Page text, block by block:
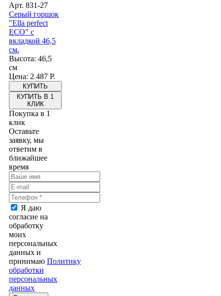
Арт. 831-27
Серый горшок
"Ella perfect
ECO" с
вкладкой 46,5
см.
Высота: 46,5
см
Цена: 2 487 Р.
КУПИТЬ В 1
КЛИК
Покупка в 1
клик
Оставьте
заявку, мы
ответим в
ближайшее
время
Я даю
согласие на
обработку
моих
персональных
данных и
принимаю Политику
обработки
персональных
данных